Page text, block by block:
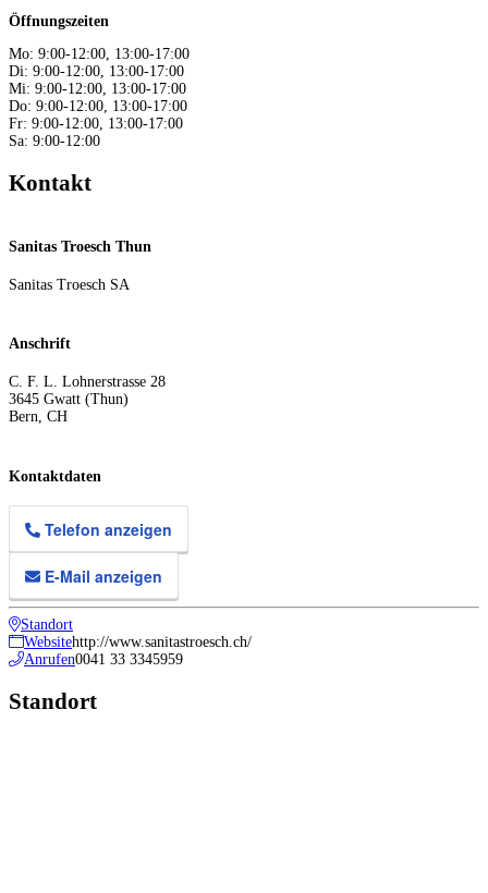
Öffnungszeiten
Mo: 9:00-12:00, 13:00-17:00
Di: 9:00-12:00, 13:00-17:00
Mi: 9:00-12:00, 13:00-17:00
Do: 9:00-12:00, 13:00-17:00
Fr: 9:00-12:00, 13:00-17:00
Sa: 9:00-12:00
Kontakt
Sanitas Troesch Thun
Sanitas Troesch SA
Anschrift
C. F. L. Lohnerstrasse 28
3645 Gwatt (Thun)
Bern CH
Kontaktdaten
Telefon anzeigen
E-Mail anzeigen
Standort
Websitehttp://www.sanitastroesch.ch/
Anrufen0041 33 3345959
Standort